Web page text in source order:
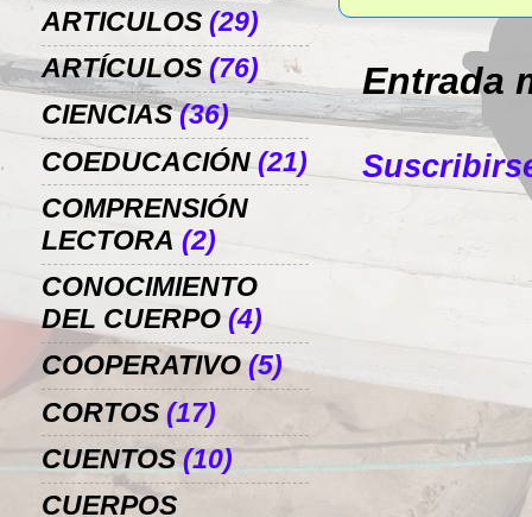
Entrada
ARTICULOS (29)
ARTÍCULOS (76)
CIENCIAS (36)
COEDUCACIÓN (21)
COMPRENSIÓN
LECTORA (2)
CONOCIMIENTO
DEL CUERPO (4)
COOPERATIVO (5)
CORTOS (17)
CUENTOS (10)
CUERPOS